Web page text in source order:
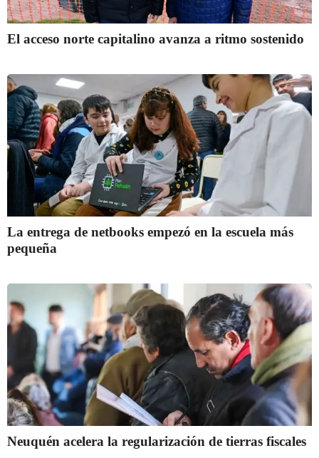
El acceso norte capitalino avanza a ritmo sostenido
La entrega de netbooks empezó en la escuela más
pequeña
Neuquén acelera la regularización de tierras fiscales